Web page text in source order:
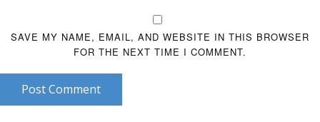
SAVE MY NAME, EMAIL, AND WEBSITE IN THIS BROWSER
FOR THE NEXT TIME I COMMENT.
Post Comment